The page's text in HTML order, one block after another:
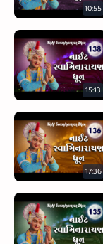
10:55
15:13
17:36